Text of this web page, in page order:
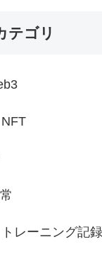
テゴリ
NFT
トレーニング記録